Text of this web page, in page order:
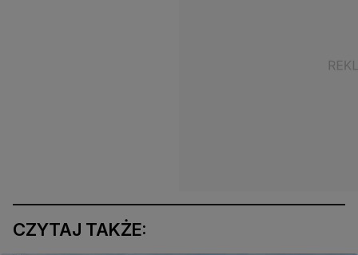
CZYTAJ TAKŻE: